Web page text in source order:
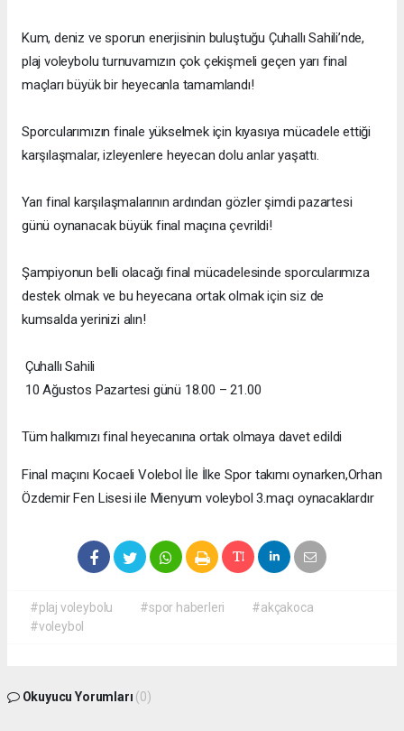
Kum, deniz ve sporun enerjisinin buluştuğu Çuhallı Sahili’nde,
plaj voleybolu turnuvamızın çok çekişmeli geçen yarı final
maçları büyük bir heyecanla tamamlandı!
Sporcularımızın finale yükselmek için kıyasıya mücadele ettiği
karşılaşmalar, izleyenlere heyecan dolu anlar yaşattı.
Yarı final karşılaşmalarının ardından gözler şimdi pazartesi
günü oynanacak büyük final maçına çevrildi!
Şampiyonun belli olacağı final mücadelesinde sporcularımıza
destek olmak ve bu heyecana ortak olmak için siz de
kumsalda yerinizi alın!
Çuhallı Sahili
10 Ağustos Pazartesi günü 18.00 – 21.00
Tüm halkımızı final heyecanına ortak olmaya davet edildi
Final maçını Kocaeli Volebol İle İlke Spor takımı oynarken,Orhan
Özdemir Fen Lisesi ile Mienyum voleybol 3.maçı oynacaklardır
#plaj voleybolu #spor haberleri
#akçakoca
#voleybol
Okuyucu Yorumları (0)